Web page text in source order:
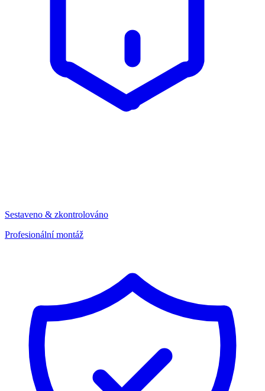
Sestaveno & zkontrolováno
Profesionální montáž